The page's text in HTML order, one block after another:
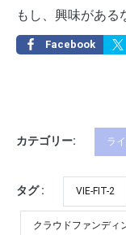
もし、興味がある
Facebook
カテゴリー: ラ
タグ : VIE-FIT-2
クラウドファンディ